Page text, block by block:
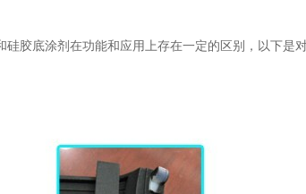
胶底涂剂在功能和应用上存在一定的区别，以下是